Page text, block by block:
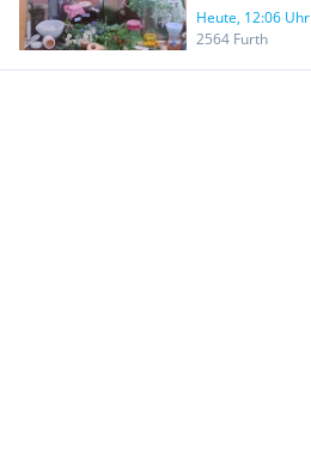
Heute, 12:06 Uhr
2564 Furth